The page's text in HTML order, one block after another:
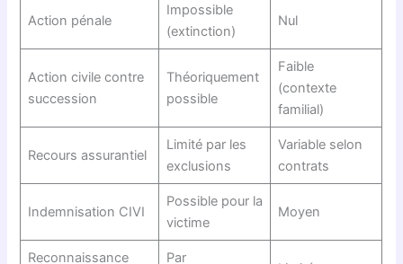
Action pénale
Impossible
(extinction)
Nul
Action civile contre
succession
Théoriquement
possible
Faible
(contexte
familial)
Recours assurantiel
Limité par les
exclusions
Variable selon
contrats
Indemnisation CIVI
Possible pour la
victime
Moyen
Reconnaissance
Par